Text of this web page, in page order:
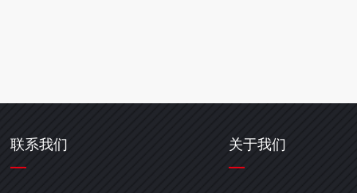
联系我们 关于我们